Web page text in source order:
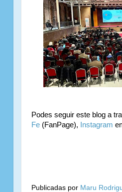
Podes seguir este blog a
Fe (FanPage), Instagram
Publicadas por Maru